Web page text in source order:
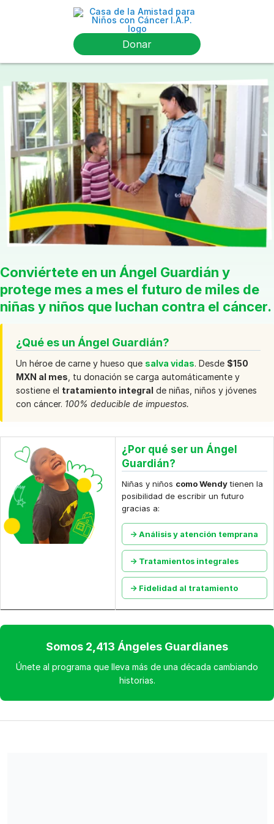
Donar
Conviértete en un Ángel Guardián y
protege mes a mes el futuro de miles de
niñas y niños que luchan contra el cáncer.
¿Qué es un Ángel Guardián?
Un héroe de carne y hueso que salva vidas. Desde $150
MXN al mes , tu donación se carga automáticamente y
sostiene el tratamiento integral de niñas, niños y jóvenes
con cáncer. 100% deducible de impuestos.
¿Por qué ser un Ángel
Guardián?
Niñas y niños como Wendytienen la
posibilidad de escribir un futuro
gracias a:
→ Análisis y atención temprana
→ Tratamientos integrales
→ Fidelidad al tratamiento
Somos 2,413 Ángeles Guardianes
Únete al programa que lleva más de una década cambiando
historias.